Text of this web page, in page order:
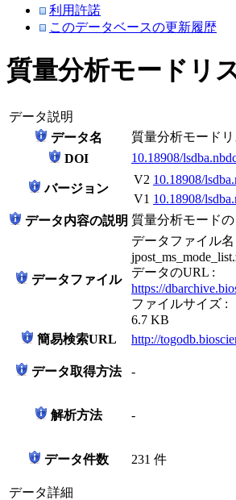
利用許諾
このデータベースの更新履歴
質量分析モードリ
データ説明
データ名
質量分析モードリ
DOI
10.18908/
バージョン
V2 10.18908/
V1 10.18908/
データ内容の説明 質量分析モード
データファイル
データファイル名
データのURL :
https://
ファイルサイズ :
6.7 KB
簡易検索URL
http://
データ取得方法 -
解析方法 -
データ件数 231 件
データ詳細